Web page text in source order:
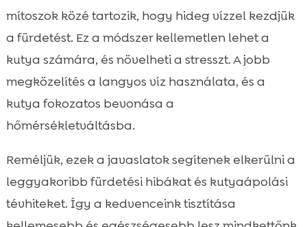
mítoszok közé tartozik, hogy hideg vízzel kezdjük
a fürdetést. Ez a módszer kellemetlen lehet a
kutya számára, és növelheti a stresszt. A jobb
megközelítés a langyos víz használata, és a
kutya fokozatos bevonása a
hőmérsékletváltásba.
Reméljük, ezek a javaslatok segítenek elkerülni a
leggyakoribb fürdetési hibákat és kutyaápolási
tévhiteket. Így a kedvenceink tisztítása